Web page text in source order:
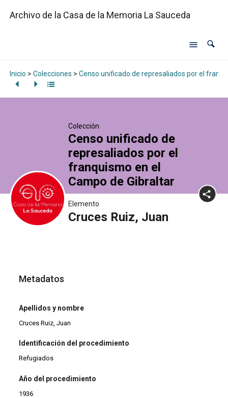
Archivo de la Casa de la Memoria La Sauceda
Inicio > Colecciones > Censo unificado de represaliados por el
Colección
Censo unificado de
represaliados por el
franquismo en el
Campo de Gibraltar
Elemento
Cruces Ruiz, Juan
Metadatos
Apellidos y nombre
Cruces Ruiz, Juan
Identificación del procedimiento
Refugiados
Año del procedimiento
1936